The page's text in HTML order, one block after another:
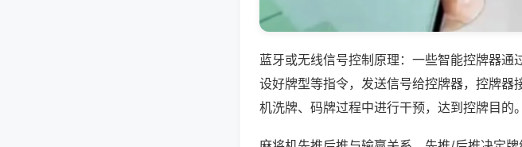
蓝牙或无线信号控制原理：一些智能控牌器
设好牌型等指令，发送信号给控牌器，控牌
机洗牌、码牌过程中进行干预，达到控牌目的。